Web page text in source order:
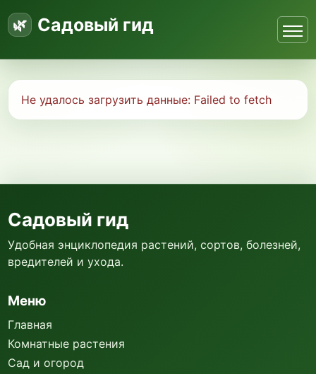
Садовый гид
Не удалось загрузить данные: Failed to fetch
Садовый гид
Удобная энциклопедия растений, сортов, болезней,
вредителей и ухода.
Меню
Главная
Комнатные растения
Сад и огород